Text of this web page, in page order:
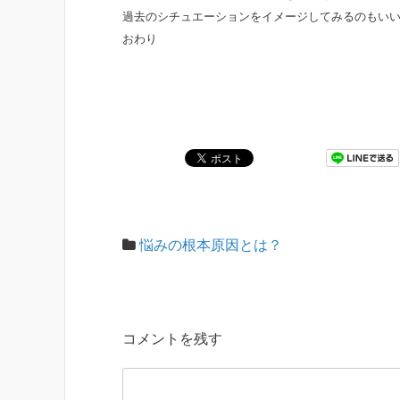
過去のシチュエーションをイメージしてみるのもいい
おわり
悩みの根本原因とは？
コメントを残す